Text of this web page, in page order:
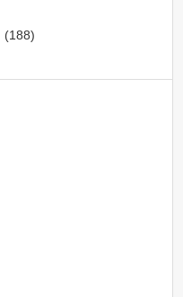
(188)